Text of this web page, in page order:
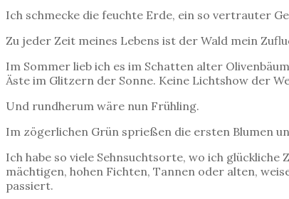
Ich schmecke die feuchte Erde, ein so vertrauter
Zu jeder Zeit meines Lebens ist der Wald mein
Im Sommer lieb ich es im Schatten alter
Äste im Glitzern der Sonne. Keine Lichtshow der
Und rundherum wäre nun Frühling.
Im zögerlichen Grün sprießen die ersten Blumen
Ich habe so viele Sehnsuchtsorte, wo ich
mächtigen, hohen Fichten, Tannen oder alten,
passiert.